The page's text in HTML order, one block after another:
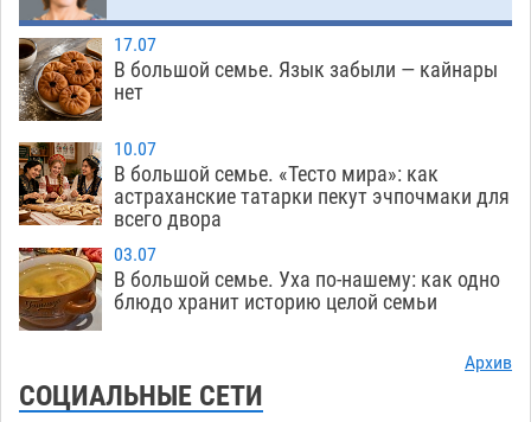
солью астраханских сельхозугодий
20:27
Завтра погода вновь заставит астраханцев
жариться
19:07
Уникальные артефакты Золотой Орды
выставили в астраханском музее
05.08
18:29
Маленькую девочку увезли в больницу после
ДТП у «Алимпика» в Астрахани
16:31
Всероссийская летняя перепись воробьев
стартует в Астрахани
Астраханские пожарные поезда с начала года
десять раз выезжали на борьбу с огнем
17.07
В большой семье. Язык забыли — кайнары
нет
10.07
В большой семье. «Тесто мира»: как
астраханские татарки пекут эчпочмаки для
всего двора
03.07
В большой семье. Уха по-нашему: как одно
блюдо хранит историю целой семьи
Архив
СОЦИАЛЬНЫЕ СЕТИ